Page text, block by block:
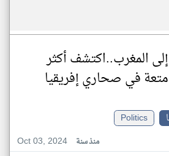
المغرب..اكتشف أكثر
في صحاري إفريقيا
Politics
Oct 03, 2024
منذ سنة